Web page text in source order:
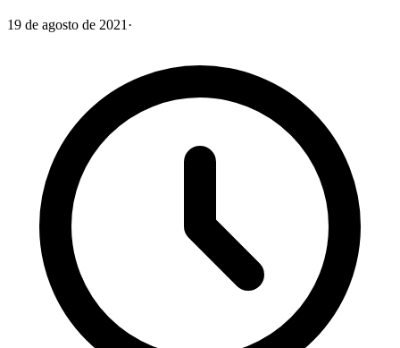
19 de agosto de 2021 ·